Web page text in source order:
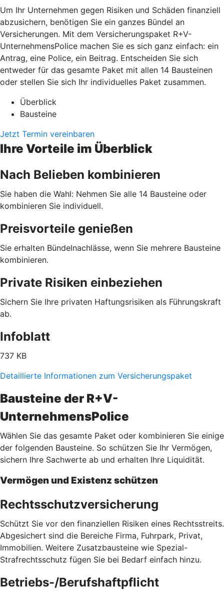
Um Ihr Unternehmen gegen Risiken und Schäden finanziell
abzusichern, benötigen Sie ein ganzes Bündel an
Versicherungen. Mit dem Versicherungspaket R+V-
UnternehmensPolice machen Sie es sich ganz einfach: ein
Antrag, eine Police, ein Beitrag. Entscheiden Sie sich
entweder für das gesamte Paket mit allen 14 Bausteinen
oder stellen Sie sich Ihr individuelles Paket zusammen.
Überblick
Bausteine
Jetzt Termin vereinbaren
Ihre Vorteile im Überblick
Nach Belieben kombinieren
Sie haben die Wahl: Nehmen Sie alle 14 Bausteine oder
kombinieren Sie individuell.
Preisvorteile genießen
Sie erhalten Bündelnachlässe, wenn Sie mehrere Bausteine
kombinieren.
Private Risiken einbeziehen
Sichern Sie Ihre privaten Haftungsrisiken als Führungskraft
ab.
Infoblatt
737 KB
Detaillierte Informationen zum Versicherungspaket
Bausteine der R+V-
UnternehmensPolice
Wählen Sie das gesamte Paket oder kombinieren Sie einige
der folgenden Bausteine. So schützen Sie Ihr Vermögen,
sichern Ihre Sachwerte ab und erhalten Ihre Liquidität.
Vermögen und Existenz schützen
Rechtsschutzversicherung
Schützt Sie vor den finanziellen Risiken eines Rechtsstreits.
Abgesichert sind die Bereiche Firma, Fuhrpark, Privat,
Immobilien. Weitere Zusatzbausteine wie Spezial-
Strafrechtsschutz fügen Sie bei Bedarf einfach hinzu.
Betriebs-/Berufshaftpflicht